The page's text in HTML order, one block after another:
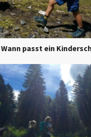
Wann passt ein